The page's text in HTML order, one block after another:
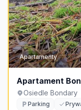
Apartamenty
Apartament
Osiedle Bondary
Parking